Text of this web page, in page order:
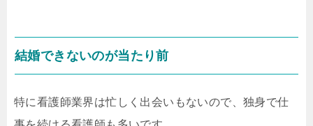
結婚できないのが当たり前
特に看護師業界は忙しく出会いもないので、独身で仕